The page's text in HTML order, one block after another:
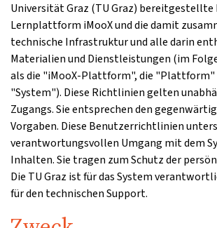
Universität Graz (TU Graz) bereitgestellte
Lernplattform iMooX und die damit
technische Infrastruktur und alle darin
Materialien und Dienstleistungen (im
als die "iMooX-Plattform", die "Plattform"
"System"). Diese Richtlinien gelten
Zugangs. Sie entsprechen den
Vorgaben. Diese Benutzerrichtlinien
verantwortungsvollen Umgang mit dem
Inhalten. Sie tragen zum Schutz der
Die TU Graz ist für das System
für den technischen Support.